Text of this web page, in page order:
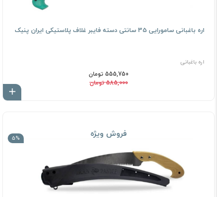
اره باغبانی سامورایی 35 سانتی دسته فایبر غلاف پلاستیکی ایران پنیک
اره باغبانی
555,750 تومان
585,000 تومان
فروش ویژه 5%